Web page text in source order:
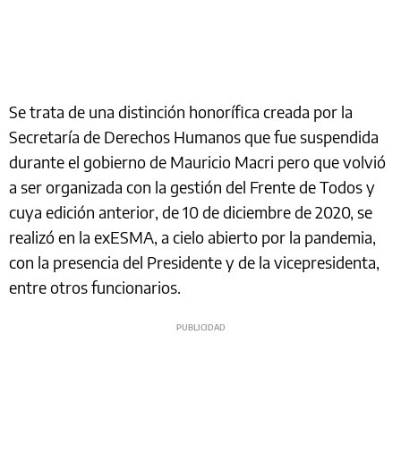
Se trata de una distinción honorífica creada por la
Secretaría de Derechos Humanos que fue suspendida
durante el gobierno de Mauricio Macri pero que volvió
a ser organizada con la gestión del Frente de Todos y
cuya edición anterior, de 10 de diciembre de 2020, se
realizó en la exESMA, a cielo abierto por la pandemia,
con la presencia del Presidente y de la vicepresidenta,
entre otros funcionarios.